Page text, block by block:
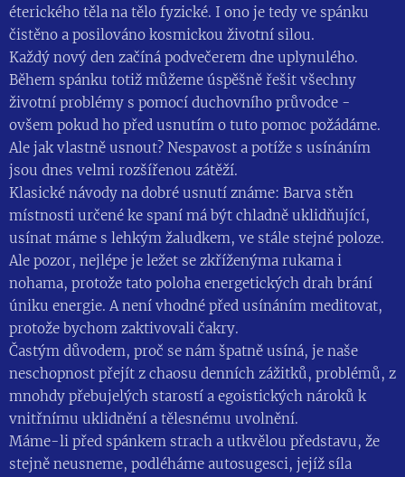
éterického těla na tělo fyzické. I ono je tedy ve spánku
čistěno a posilováno kosmickou životní silou.
Každý nový den začíná podvečerem dne uplynulého.
Během spánku totiž můžeme úspěšně řešit všechny
životní problémy s pomocí duchovního průvodce -
ovšem pokud ho před usnutím o tuto pomoc požádáme.
Ale jak vlastně usnout? Nespavost a potíže s usínáním
jsou dnes velmi rozšířenou zátěží.
Klasické návody na dobré usnutí známe: Barva stěn
místnosti určené ke spaní má být chladně uklidňující,
usínat máme s lehkým žaludkem, ve stále stejné poloze.
Ale pozor, nejlépe je ležet se zkříženýma rukama i
nohama, protože tato poloha energetických drah brání
úniku energie. A není vhodné před usínáním meditovat,
protože bychom zaktivovali čakry.
Častým důvodem, proč se nám špatně usíná, je naše
neschopnost přejít z chaosu denních zážitků, problémů, z
mnohdy přebujelých starostí a egoistických nároků k
vnitřnímu uklidnění a tělesnému uvolnění.
Máme-li před spánkem strach a utkvělou představu, že
stejně neusneme, podléháme autosugesci, jejíž síla